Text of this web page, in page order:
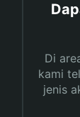
Di
kami
jenis